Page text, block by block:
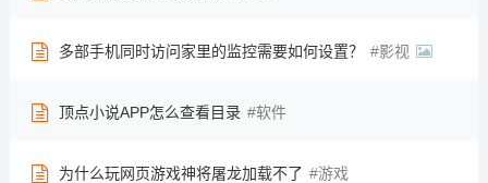
多部手机同时访问家里的监控需要如何设置？ 影视
顶点小说APP怎么查看目录 软件
为什么玩网页游戏神将屠龙加载不了 游戏